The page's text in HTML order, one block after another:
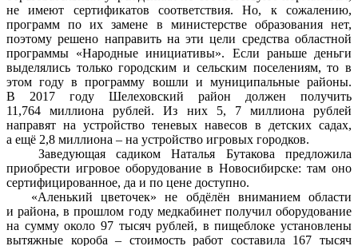
не имеют сертификатов соответствия. Но, к сожалению,
программ по их замене в министерстве образования нет,
поэтому решено направить на эти цели средства областной
программы «Народные инициативы». Если раньше деньги
выделялись только городским и сельским поселениям, то в
этом году в программу вошли и муниципальные районы.
В 2017 году Шелеховский район должен получить
11,764 миллиона рублей. Из них 5, 7 миллиона рублей
направят на устройство теневых навесов в детских садах,
а ещё 2,8 миллиона – на устройство игровых городков.
Заведующая садиком Наталья Бутакова предложила
приобрести игровое оборудование в Новосибирске: там оно
сертифицированное, да и по цене доступно.
«Аленький цветочек» не обдёлён вниманием области
и района, в прошлом году медкабинет получил оборудование
на сумму около 97 тысяч рублей, в пищеблоке установлены
вытяжные короба – стоимость работ составила 167 тысяч